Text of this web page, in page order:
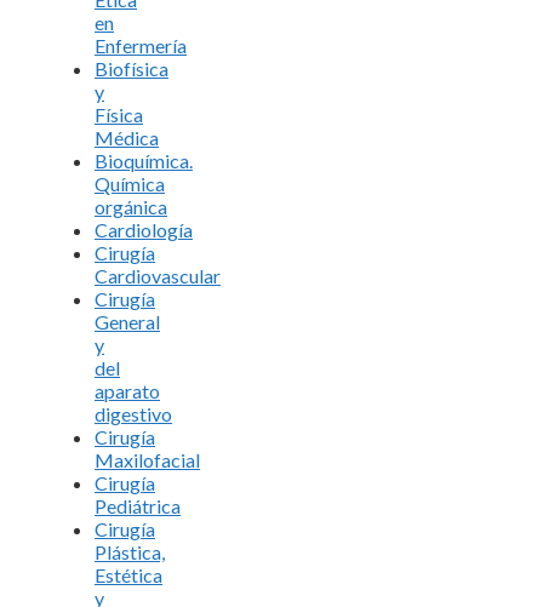
en
Enfermería
Biofísica
y
Física
Médica
Bioquímica.
Química
orgánica
Cardiología
Cirugía
Cardiovascular
Cirugía
General
y
del
aparato
digestivo
Cirugía
Maxilofacial
Cirugía
Pediátrica
Cirugía
Plástica,
Estética
y